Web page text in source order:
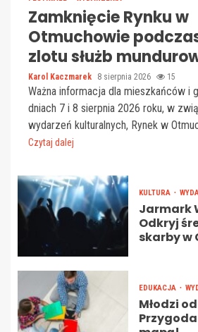
Zamknięcie Rynku w
Otmuchowie
zlotu służb
Karol Kaczmarek 8 sierpnia 2026 15
Ważna informacja dla mieszkańców i
dniach 7 i 8 sierpnia 2026 roku, w
wydarzeń kulturalnych, Rynek w
Czytaj dalej
KULTURA
Jarmark
Odkryj
skarby w
EDUKACJA
Młodzi